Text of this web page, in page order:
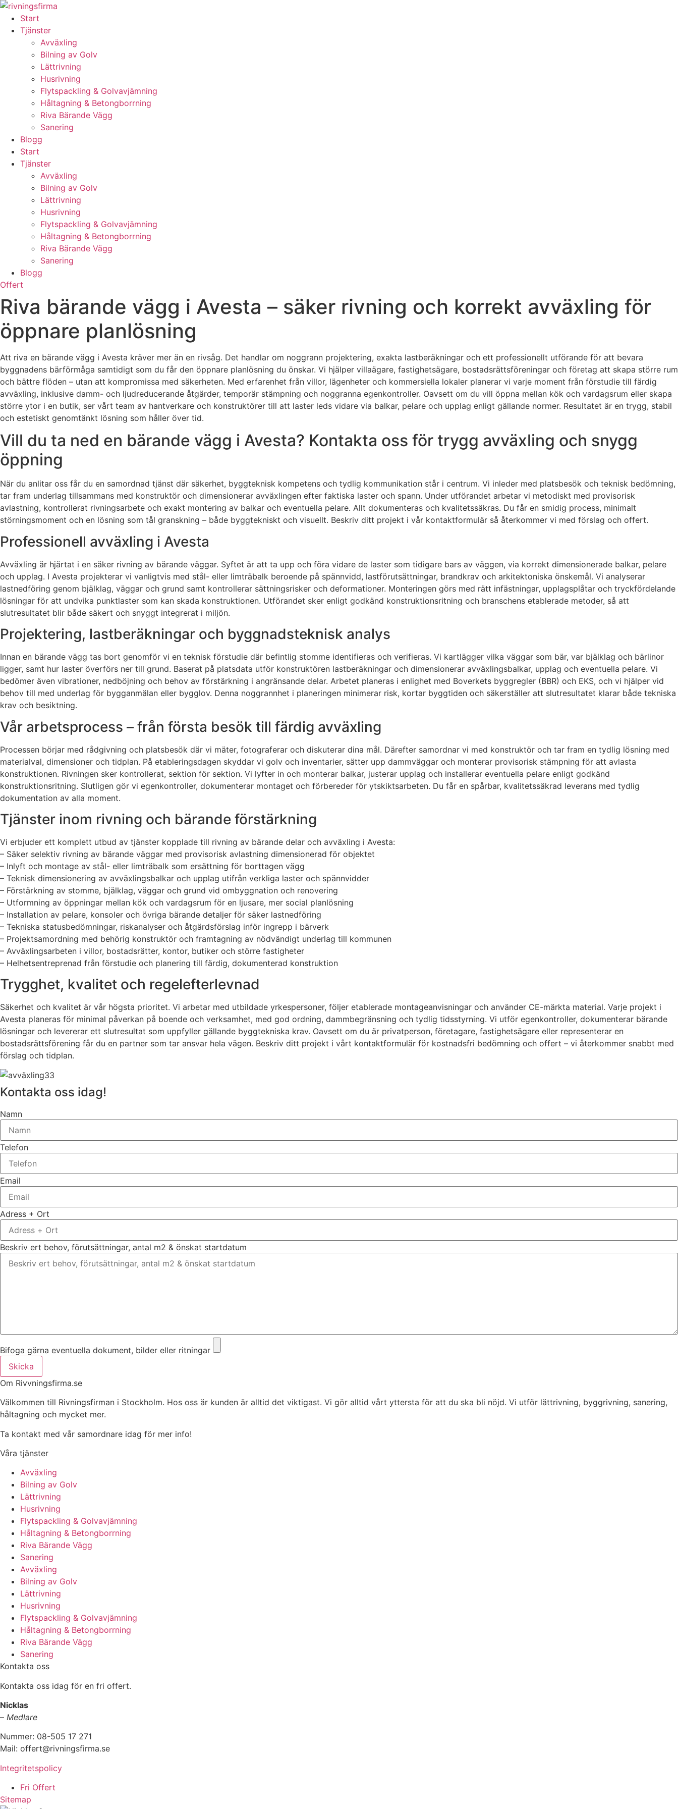
Skip
content
Start
Tjänster
Avväxling
Bilning av Golv
Lättrivning
Husrivning
Flytspackling & Golvavjämning
Håltagning & Betongborrning
Riva Bärande Vägg
Sanering
Blogg
Start
Tjänster
Avväxling
Bilning av Golv
Lättrivning
Husrivning
Flytspackling & Golvavjämning
Håltagning & Betongborrning
Riva Bärande Vägg
Sanering
Blogg
Offert
Riva bärande vägg i Avesta – säker rivning och korrekt avväxling för
öppnare planlösning
Att riva en bärande vägg i Avesta kräver mer än en rivsåg. Det handlar om noggrann projektering, exakta lastberäkningar och ett professionellt utförande för att bevara
byggnadens bärförmåga samtidigt som du får den öppnare planlösning du önskar. Vi hjälper villaägare, fastighetsägare, bostadsrättsföreningar och företag att skapa större rum
och bättre flöden – utan att kompromissa med säkerheten. Med erfarenhet från villor, lägenheter och kommersiella lokaler planerar vi varje moment från förstudie till färdig
avväxling, inklusive damm- och ljudreducerande åtgärder, temporär stämpning och noggranna egenkontroller. Oavsett om du vill öppna mellan kök och vardagsrum eller skapa
större ytor i en butik, ser vårt team av hantverkare och konstruktörer till att laster leds vidare via balkar, pelare och upplag enligt gällande normer. Resultatet är en trygg, stabil
och estetiskt genomtänkt lösning som håller över tid.
Vill du ta ned en bärande vägg i Avesta? Kontakta oss för trygg avväxling och snygg
öppning
När du anlitar oss får du en samordnad tjänst där säkerhet, byggteknisk kompetens och tydlig kommunikation står i centrum. Vi inleder med platsbesök och teknisk bedömning,
tar fram underlag tillsammans med konstruktör och dimensionerar avväxlingen efter faktiska laster och spann. Under utförandet arbetar vi metodiskt med provisorisk
avlastning, kontrollerat rivningsarbete och exakt montering av balkar och eventuella pelare. Allt dokumenteras och kvalitetssäkras. Du får en smidig process, minimalt
störningsmoment och en lösning som tål granskning – både byggtekniskt och visuellt. Beskriv ditt projekt i vår kontaktformulär så återkommer vi med förslag och offert.
Professionell avväxling i Avesta
Avväxling är hjärtat i en säker rivning av bärande väggar. Syftet är att ta upp och föra vidare de laster som tidigare bars av väggen, via korrekt dimensionerade balkar, pelare
och upplag. I Avesta projekterar vi vanligtvis med stål- eller limträbalk beroende på spännvidd, lastförutsättningar, brandkrav och arkitektoniska önskemål. Vi analyserar
lastnedföring genom bjälklag, väggar och grund samt kontrollerar sättningsrisker och deformationer. Monteringen görs med rätt infästningar, upplagsplåtar och tryckfördelande
lösningar för att undvika punktlaster som kan skada konstruktionen. Utförandet sker enligt godkänd konstruktionsritning och branschens etablerade metoder, så att
slutresultatet blir både säkert och snyggt integrerat i miljön.
Projektering, lastberäkningar och byggnadsteknisk analys
Innan en bärande vägg tas bort genomför vi en teknisk förstudie där befintlig stomme identifieras och verifieras. Vi kartlägger vilka väggar som bär, var bjälklag och bärlinor
ligger, samt hur laster överförs ner till grund. Baserat på platsdata utför konstruktören lastberäkningar och dimensionerar avväxlingsbalkar, upplag och eventuella pelare. Vi
bedömer även vibrationer, nedböjning och behov av förstärkning i angränsande delar. Arbetet planeras i enlighet med Boverkets byggregler (BBR) och EKS, och vi hjälper vid
behov till med underlag för bygganmälan eller bygglov. Denna noggrannhet i planeringen minimerar risk, kortar byggtiden och säkerställer att slutresultatet klarar både tekniska
krav och besiktning.
Vår arbetsprocess – från första besök till färdig avväxling
Processen börjar med rådgivning och platsbesök där vi mäter, fotograferar och diskuterar dina mål. Därefter samordnar vi med konstruktör och tar fram en tydlig lösning med
materialval, dimensioner och tidplan. På etableringsdagen skyddar vi golv och inventarier, sätter upp dammväggar och monterar provisorisk stämpning för att avlasta
konstruktionen. Rivningen sker kontrollerat, sektion för sektion. Vi lyfter in och monterar balkar, justerar upplag och installerar eventuella pelare enligt godkänd
konstruktionsritning. Slutligen gör vi egenkontroller, dokumenterar montaget och förbereder för ytskiktsarbeten. Du får en spårbar, kvalitetssäkrad leverans med tydlig
dokumentation av alla moment.
Tjänster inom rivning och bärande förstärkning
Vi erbjuder ett komplett utbud av tjänster kopplade till rivning av bärande delar och avväxling i Avesta:
– Säker selektiv rivning av bärande väggar med provisorisk avlastning dimensionerad för objektet
– Inlyft och montage av stål- eller limträbalk som ersättning för borttagen vägg
– Teknisk dimensionering av avväxlingsbalkar och upplag utifrån verkliga laster och spännvidder
– Förstärkning av stomme, bjälklag, väggar och grund vid ombyggnation och renovering
– Utformning av öppningar mellan kök och vardagsrum för en ljusare, mer social planlösning
– Installation av pelare, konsoler och övriga bärande detaljer för säker lastnedföring
– Tekniska statusbedömningar, riskanalyser och åtgärdsförslag inför ingrepp i bärverk
– Projektsamordning med behörig konstruktör och framtagning av nödvändigt underlag till kommunen
– Avväxlingsarbeten i villor, bostadsrätter, kontor, butiker och större fastigheter
– Helhetsentreprenad från förstudie och planering till färdig, dokumenterad konstruktion
Trygghet, kvalitet och regelefterlevnad
Säkerhet och kvalitet är vår högsta prioritet. Vi arbetar med utbildade yrkespersoner, följer etablerade montageanvisningar och använder CE-märkta material. Varje projekt i
Avesta planeras för minimal påverkan på boende och verksamhet, med god ordning, dammbegränsning och tydlig tidsstyrning. Vi utför egenkontroller, dokumenterar bärande
lösningar och levererar ett slutresultat som uppfyller gällande byggtekniska krav. Oavsett om du är privatperson, företagare, fastighetsägare eller representerar en
bostadsrättsförening får du en partner som tar ansvar hela vägen. Beskriv ditt projekt i vårt kontaktformulär för kostnadsfri bedömning och offert – vi återkommer snabbt med
förslag och tidplan.
Kontakta oss idag!
Namn
Telefon
Email
Adress + Ort
Beskriv ert behov, förutsättningar, antal m2 & önskat startdatum
Bifoga gärna eventuella dokument, bilder eller ritningar
Skicka
Om Rivvningsfirma.se
Välkommen till Rivningsfirman i Stockholm. Hos oss är kunden är alltid det viktigast. Vi gör alltid vårt yttersta för att du ska bli nöjd. Vi utför lättrivning, byggrivning, sanering,
håltagning och mycket mer.
Ta kontakt med vår samordnare idag för mer info!
Våra tjänster
Avväxling
Bilning av Golv
Lättrivning
Husrivning
Flytspackling & Golvavjämning
Håltagning & Betongborrning
Riva Bärande Vägg
Sanering
Avväxling
Bilning av Golv
Lättrivning
Husrivning
Flytspackling & Golvavjämning
Håltagning & Betongborrning
Riva Bärande Vägg
Sanering
Kontakta oss
Kontakta oss idag för en fri offert.
Nicklas
– Medlare
Nummer: 08-505 17 271
Mail: offert@rivningsfirma.se
Integritetspolicy
Fri Offert
Sitemap